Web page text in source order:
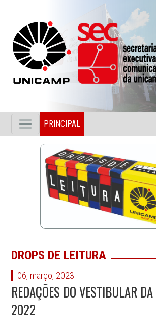
PRINCIPAL
DROPS DE LEITURA
06, março, 2023
REDAÇÕES DO VESTIBULAR
2022